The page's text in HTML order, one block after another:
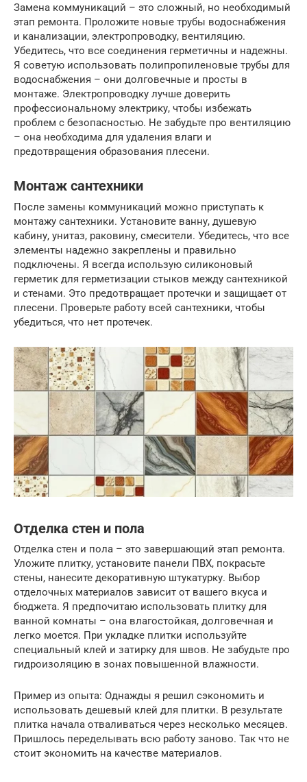
Замена коммуникаций – это сложный, но необходимый
этап ремонта. Проложите новые трубы водоснабжения
и канализации, электропроводку, вентиляцию.
Убедитесь, что все соединения герметичны и надежны.
Я советую использовать полипропиленовые трубы для
водоснабжения – они долговечные и просты в
монтаже. Электропроводку лучше доверить
профессиональному электрику, чтобы избежать
проблем с безопасностью. Не забудьте про вентиляцию
– она необходима для удаления влаги и
предотвращения образования плесени.
Монтаж сантехники
После замены коммуникаций можно приступать к
монтажу сантехники. Установите ванну, душевую
кабину, унитаз, раковину, смесители. Убедитесь, что все
элементы надежно закреплены и правильно
подключены. Я всегда использую силиконовый
герметик для герметизации стыков между сантехникой
и стенами. Это предотвращает протечки и защищает от
плесени. Проверьте работу всей сантехники, чтобы
убедиться, что нет протечек.
Отделка стен и пола
Отделка стен и пола – это завершающий этап ремонта.
Уложите плитку, установите панели ПВХ, покрасьте
стены, нанесите декоративную штукатурку. Выбор
отделочных материалов зависит от вашего вкуса и
бюджета. Я предпочитаю использовать плитку для
ванной комнаты – она влагостойкая, долговечная и
легко моется. При укладке плитки используйте
специальный клей и затирку для швов. Не забудьте про
гидроизоляцию в зонах повышенной влажности.
Пример из опыта: Однажды я решил сэкономить и
использовать дешевый клей для плитки. В результате
плитка начала отваливаться через несколько месяцев.
Пришлось переделывать всю работу заново. Так что не
стоит экономить на качестве материалов.